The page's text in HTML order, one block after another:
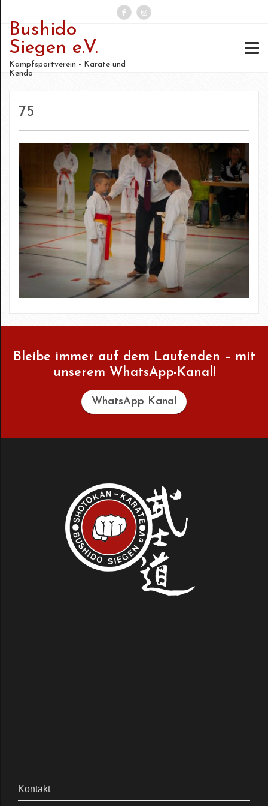
Suchen
nach:
Bushido
Siegen e.V.
Kampfsportverein - Karate und
Kendo
75
Bleibe immer auf dem Laufenden – mit
unserem WhatsApp-Kanal!
WhatsApp Kanal
Kontakt